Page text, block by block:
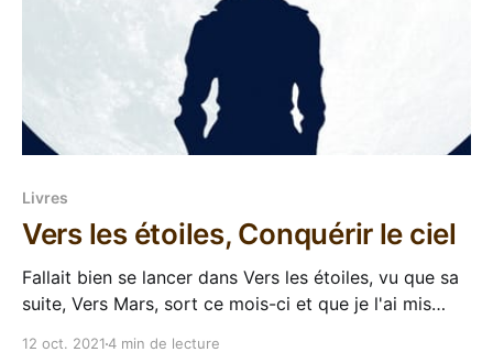
Livres
Vers les étoiles, Conquérir le ciel
Fallait bien se lancer dans Vers les étoiles, vu que sa
suite, Vers Mars, sort ce mois-ci et que je l'ai mis
12 oct. 20214 min de lecture